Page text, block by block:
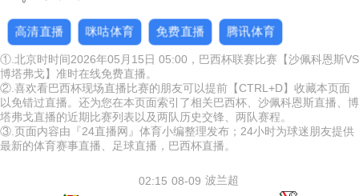
高清直播 咪咕体育 免费直播 腾讯体育
①.北京时时间2026年05月15日 05:00，巴西杯联赛比赛【沙佩科恩斯VS
博塔弗戈】准时在线免费直播。
②.喜欢看巴西杯现场直播比赛的朋友可以提前【CTRL+D】收藏本页面
以免错过直播。还为您在本页面索引了相关巴西杯、沙佩科恩斯直播、博
塔弗戈直播的近期比赛列表以及两队历史交锋、两队赛程。
③.页面内容由『24直播网』体育小编整理发布；24小时为球迷朋友提供
最新的体育赛事直播、足球直播，巴西杯直播。
08-09
02:15 波兰超